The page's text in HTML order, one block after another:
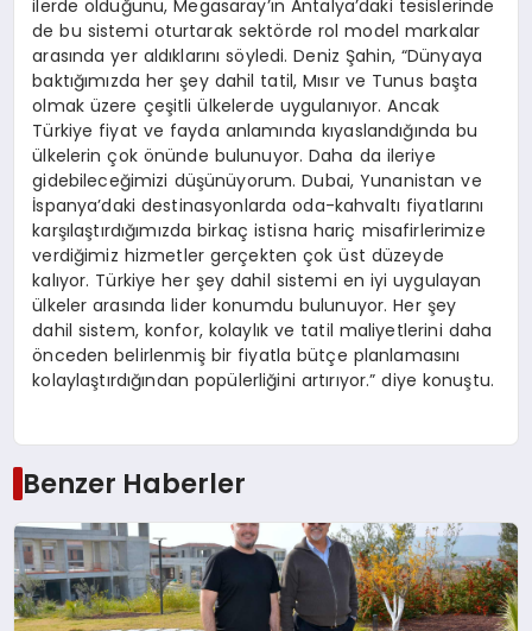
ilerde olduğunu, Megasaray’ın Antalya’daki tesislerinde
de bu sistemi oturtarak sektörde rol model markalar
arasında yer aldıklarını söyledi. Deniz Şahin, “Dünyaya
baktığımızda her şey dahil tatil, Mısır ve Tunus başta
olmak üzere çeşitli ülkelerde uygulanıyor. Ancak
Türkiye fiyat ve fayda anlamında kıyaslandığında bu
ülkelerin çok önünde bulunuyor. Daha da ileriye
gidebileceğimizi düşünüyorum. Dubai, Yunanistan ve
İspanya’daki destinasyonlarda oda-kahvaltı fiyatlarını
karşılaştırdığımızda birkaç istisna hariç misafirlerimize
verdiğimiz hizmetler gerçekten çok üst düzeyde
kalıyor. Türkiye her şey dahil sistemi en iyi uygulayan
ülkeler arasında lider konumdu bulunuyor. Her şey
dahil sistem, konfor, kolaylık ve tatil maliyetlerini daha
önceden belirlenmiş bir fiyatla bütçe planlamasını
kolaylaştırdığından popülerliğini artırıyor.” diye konuştu.
Benzer Haberler